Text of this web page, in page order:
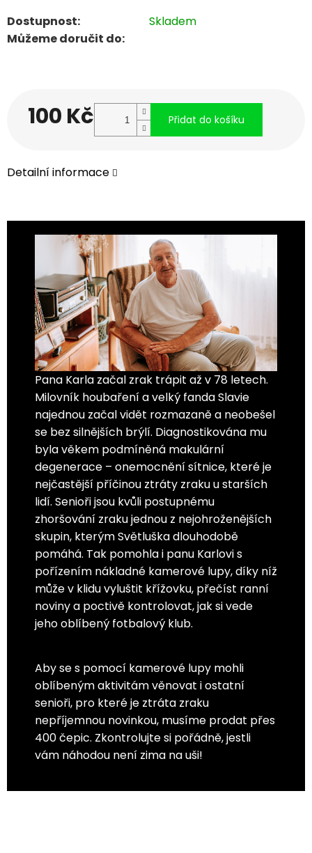
Můžeme doručit do:
Dostupnost: Skladem
100 Kč Přidat do košíku
Detailní informace
Pana Karla začal zrak trápit až v 78 letech.
Milovník houbaření a velký fanda Slavie
najednou začal vidět rozmazaně a neobešel
se bez silnějších brýlí. Diagnostikována mu
byla věkem podmíněná makulární
degenerace – onemocnění sítnice, které je
nejčastější příčinou ztráty zraku u starších
lidí. Senioři jsou kvůli postupnému
zhoršování zraku jednou z nejohroženějších
skupin, kterým Světluška dlouhodobě
pomáhá. Tak pomohla i panu Karlovi s
pořízením nákladné kamerové lupy, díky níž
může v klidu vyluštit křížovku, přečíst ranní
noviny a poctivě kontrolovat, jak si vede
jeho oblíbený fotbalový klub.
Aby se s pomocí kamerové lupy mohli
oblíbeným aktivitám věnovat i ostatní
senioři, pro které je ztráta zraku
nepříjemnou novinkou, musíme prodat přes
400 čepic. Zkontrolujte si pořádně, jestli
vám náhodou není zima na uši!